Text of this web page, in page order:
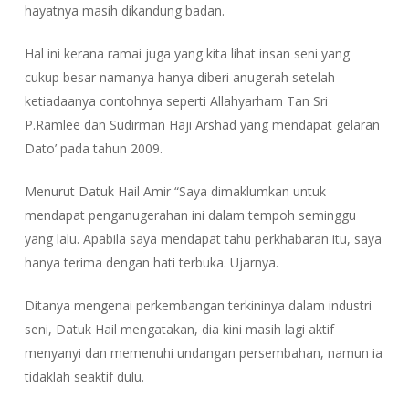
hayatnya masih dikandung badan.
Hal ini kerana ramai juga yang kita lihat insan seni yang
cukup besar namanya hanya diberi anugerah setelah
ketiadaanya contohnya seperti Allahyarham Tan Sri
P.Ramlee dan Sudirman Haji Arshad yang mendapat gelaran
Dato’ pada tahun 2009.
Menurut Datuk Hail Amir “Saya dimaklumkan untuk
mendapat penganugerahan ini dalam tempoh seminggu
yang lalu. Apabila saya mendapat tahu perkhabaran itu, saya
hanya terima dengan hati terbuka. Ujarnya.
Ditanya mengenai perkembangan terkininya dalam industri
seni, Datuk Hail mengatakan, dia kini masih lagi aktif
menyanyi dan memenuhi undangan persembahan, namun ia
tidaklah seaktif dulu.